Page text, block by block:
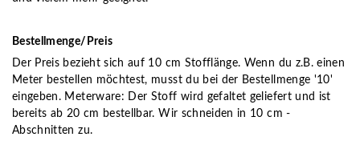
Bestellmenge/Preis
Der Preis bezieht sich auf 10 cm Stofflänge. Wenn du z.B. einen
Meter bestellen möchtest, musst du bei der Bestellmenge '10'
eingeben. Meterware: Der Stoff wird gefaltet geliefert und ist
bereits ab 20 cm bestellbar. Wir schneiden in 10 cm -
Abschnitten zu.